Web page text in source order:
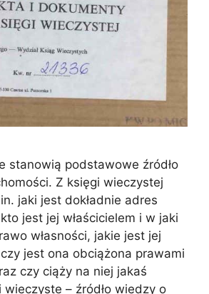
stanowią podstawowe źródło
Z księgi wieczystej
jaki jest dokładnie adres
jest jej właścicielem i w jaki
własności, jakie jest jej
jest ona obciążona prawami
czy ciąży na niej jakaś
wieczyste – źródło wiedzy o